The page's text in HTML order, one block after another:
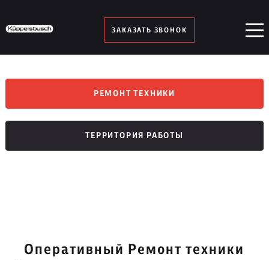
ЗАКАЗАТЬ ЗВОНОК
РЕМОНТ ТЕХНИКИ
ТЕРРИТОРИЯ РАБОТЫ
Оперативный Ремонт техники